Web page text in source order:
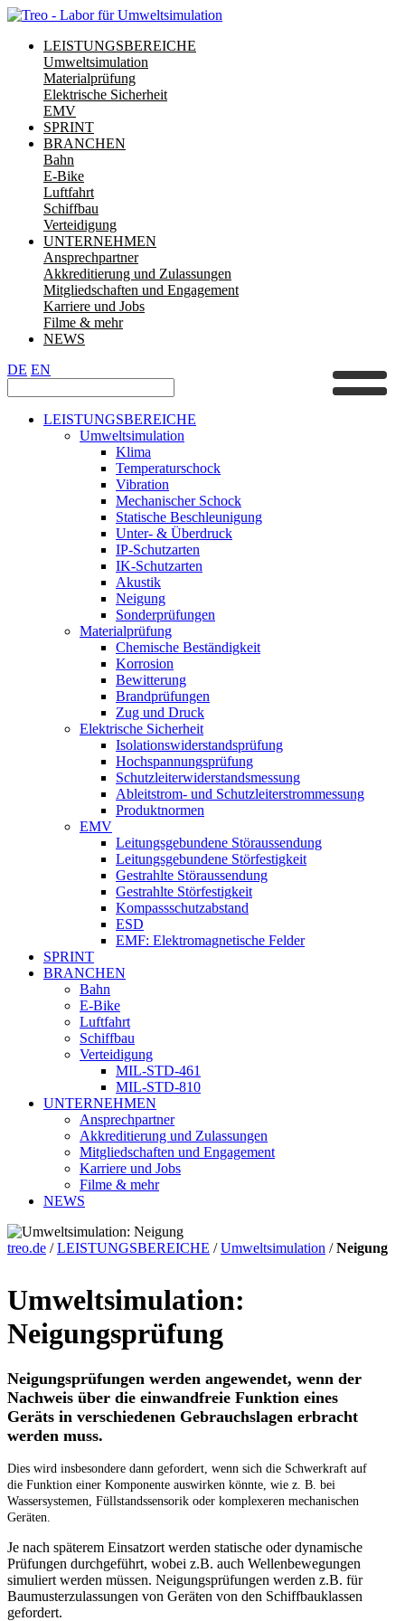
LEISTUNGSBEREICHE
Umweltsimulation
Materialprüfung
Elektrische Sicherheit
EMV
SPRINT
BRANCHEN
Bahn
E-Bike
Luftfahrt
Schiffbau
Verteidigung
UNTERNEHMEN
Ansprechpartner
Akkreditierung und Zulassungen
Mitgliedschaften und Engagement
Karriere und Jobs
Filme & mehr
NEWS
DE EN
LEISTUNGSBEREICHE
Umweltsimulation
Klima
Temperaturschock
Vibration
Mechanischer Schock
Statische Beschleunigung
Unter- & Überdruck
IP-Schutzarten
IK-Schutzarten
Akustik
Neigung
Sonderprüfungen
Materialprüfung
Chemische Beständigkeit
Korrosion
Bewitterung
Brandprüfungen
Zug und Druck
Elektrische Sicherheit
Isolationswiderstandsprüfung
Hochspannungsprüfung
Schutzleiterwiderstandsmessung
Ableitstrom- und Schutzleiterstrommessung
Produktnormen
EMV
Leitungsgebundene Störaussendung
Leitungsgebundene Störfestigkeit
Gestrahlte Störaussendung
Gestrahlte Störfestigkeit
Kompassschutzabstand
ESD
EMF: Elektromagnetische Felder
SPRINT
BRANCHEN
Bahn
E-Bike
Luftfahrt
Schiffbau
Verteidigung
MIL-STD-461
MIL-STD-810
UNTERNEHMEN
Ansprechpartner
Akkreditierung und Zulassungen
Mitgliedschaften und Engagement
Karriere und Jobs
Filme & mehr
NEWS
treo.de / LEISTUNGSBEREICHE / Umweltsimulation / Neigung
Umweltsimulation:
Neigungsprüfung
Neigungsprüfungen werden angewendet, wenn der
Nachweis über die einwandfreie Funktion eines
Geräts in verschiedenen Gebrauchslagen erbracht
werden muss.
Dies wird insbesondere dann gefordert, wenn sich die Schwerkraft auf
die Funktion einer Komponente auswirken könnte, wie z. B. bei
Wassersystemen, Füllstandssensorik oder komplexeren mechanischen
Geräten.
Je nach späterem Einsatzort werden statische oder dynamische
Prüfungen durchgeführt, wobei z.B. auch Wellenbewegungen
simuliert werden müssen. Neigungsprüfungen werden z.B. für
Baumusterzulassungen von Geräten von den Schiffbauklassen
gefordert.